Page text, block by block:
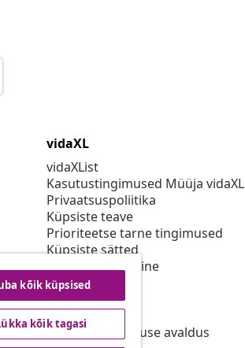
vidaXL
vidaXList
Kasutustingimused Müüja vidaXL
Privaatsuspoliitika
Küpsiste teave
Prioriteetse tarne tingimused
Küpsiste sätted
vidaXLis töötamine
Turvalisus
Eli vastutav isik
EPR poliitika
Juurdepääsetavuse avaldus
kõik küpsised
kõik tagasi